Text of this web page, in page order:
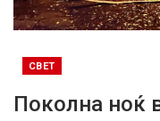
СВЕТ
Поколна ноќ